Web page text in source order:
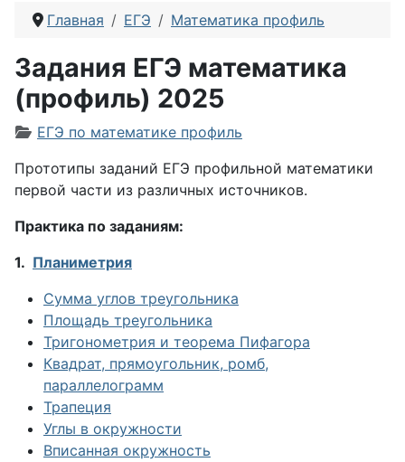
Главная ЕГЭ Математика профиль
Задания ЕГЭ математика
(профиль) 2025
Информация о материале
ЕГЭ по математике профиль
Прототипы заданий ЕГЭ профильной математики
первой части из различных источников.
Практика по заданиям:
1. Планиметрия
Сумма углов треугольника
Площадь треугольника
Тригонометрия и теорема Пифагора
Квадрат, прямоугольник, ромб,
параллелограмм
Трапеция
Углы в окружности
Вписанная окружность